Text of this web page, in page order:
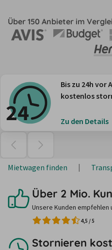
Über 150 Anbieter im
Bis zu 24h vor
kostenlos
Zu den Details
Mietwagen finden
Über 2 Mio.
Unsere Kunden empfehlen
4,5 /5
Stornieren